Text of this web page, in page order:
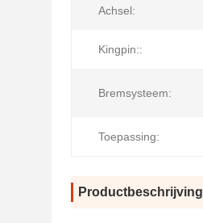
Achsel:
Kingpin::
Bremsysteem:
Toepassing:
Productbeschrijving